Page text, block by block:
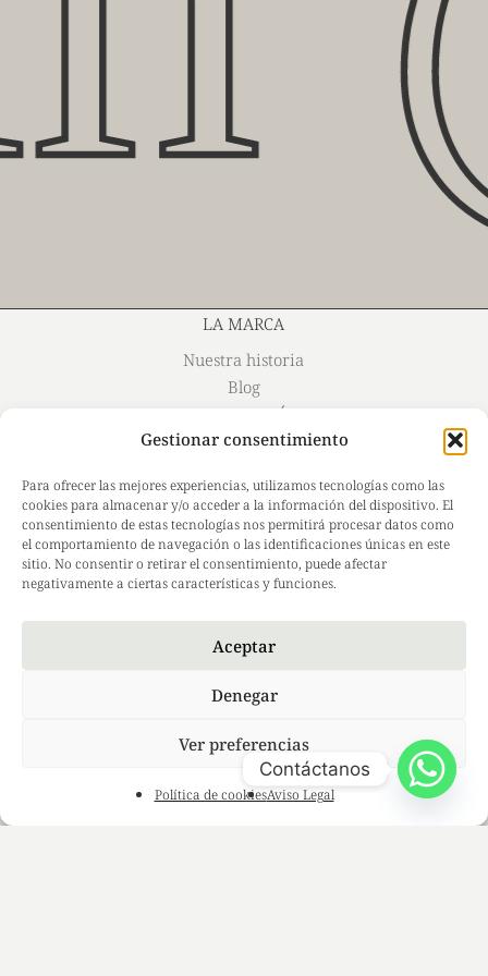
Gestionar consentimiento
Para ofrecer las mejores experiencias, utilizamos tecnologías como las
cookies para almacenar y/o acceder a la información del dispositivo. El
consentimiento de estas tecnologías nos permitirá procesar datos como
el comportamiento de navegación o las identificaciones únicas en este
sitio. No consentir o retirar el consentimiento, puede afectar
negativamente a ciertas características y funciones.
Aceptar
Denegar
Ver preferencias
Política de cookiesAviso Legal
LA MARCA
Nuestra historia
Blog
INFORMACIÓN
Contacto
Política de Privacidad y Protección de Datos
Política de Cookies
Aviso Legal
Envío y Devoluciones
#MildoSkin
Instagram
Facebook
LinkedIn
Contáctanos